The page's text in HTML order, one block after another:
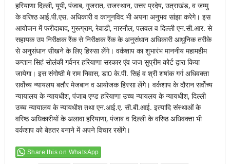
हरियाणा दिल्ली, यूपी, पंजाब, गुजरात, राजस्थान, उत्तर प्रदेष, उत्राखंड, व जम्मु
के वरिश्ठ आई.पी.एस. अधिकारी व कानूनविद भी अपना अनुभव सांझा करेगे। इस
आयोजन में फरीदाबाद, गुरूग्राम, रेवाडी, नारनौल, पलवल व दिल्ली एन.सी.आर. से
सहायक उप निरीक्षक रैंक से निरीक्षक रैंक के अनुसंधान अधिकारी आधुनिक तरीके
से अनुसंधान सीखने के लिए हिस्सा लेंगे। वर्कशाप का शुभारंभ माननीय महामहीम
कप्तान सिहं सोलंकी गर्वनर हरियाणा सरकार एंव जज सुप्रीम कोर्ट द्वारा किया
जायेगा। इस संगोष्ठी मे राम निवास, डा0 के.पी. सिहं व श्री शषांक गर्ग अधिवक्ता
सर्वोच्य न्यायलय बतौर मेजबान व आयोजक हिस्सा लेंगे। वर्कशाप के दौरान सर्वोच्य
न्यायालय के न्यायधीश, पंजाब एण्ड हरियाणा उच्च न्यायलय के न्यायधीश, दिल्ली
उच्च न्यायालय के न्यायधीश तथा एन.आई.ए. सी.बी.आई. इत्यादि संस्थाओं के
वरिष्ठ अधिकारीयों के अलावा हरियाणा, पंजाब व दिल्ली के वरिष्ठ अधिवक्ता भी
वर्कशाप को बेहतर बनाने में अपने विचार रखेंगे।
Share this on WhatsApp